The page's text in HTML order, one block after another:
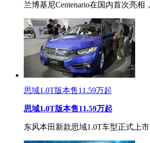
兰博基尼Centenario在国内首次亮相
思域1.0T版本售11.59万起
思域1.0T版本售11.59万起
东风本田新款思域1.0T车型正式上